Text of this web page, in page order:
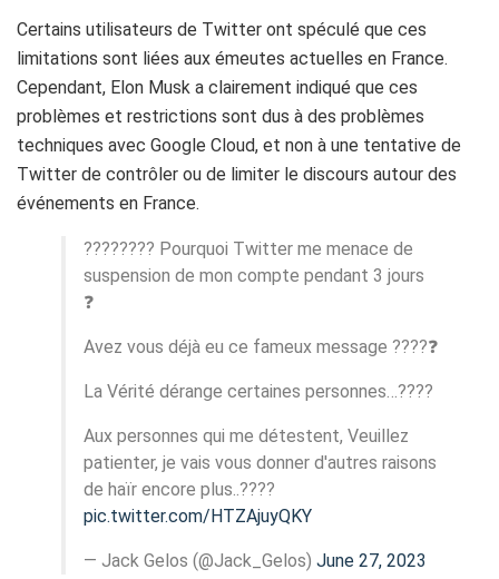
Certains utilisateurs de Twitter ont spéculé que ces
limitations sont liées aux émeutes actuelles en France.
Cependant, Elon Musk a clairement indiqué que ces
problèmes et restrictions sont dus à des problèmes
techniques avec Google Cloud, et non à une tentative de
Twitter de contrôler ou de limiter le discours autour des
événements en France.
???????? Pourquoi Twitter me menace de
suspension de mon compte pendant 3 jours
❓
Avez vous déjà eu ce fameux message ????❓
La Vérité dérange certaines personnes…????
Aux personnes qui me détestent, Veuillez
patienter, je vais vous donner d'autres raisons
de haïr encore plus..????
pic.twitter.com/HTZAjuyQKY
— Jack Gelos (@Jack_Gelos) June 27, 2023